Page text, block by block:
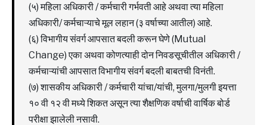
(५) महिला अधिकारी / कर्मचारी गर्भवती आहे अथवा त्या महिला
अधिकारी/ कर्मचाऱ्याचे मूल लहान (३ वर्षाच्या आतील) आहे.
(६) विभागीय संवर्ग आपसात बदली करून घेणे (Mutual
Change) एका अथवा कोणत्याही दोन निवडसूचीतील अधिकारी /
कर्मचाऱ्यांची आपसात विभागीय संवर्ग बदली बाबतची विनंती.
(७) शासकीय अधिकारी / कर्मचारी यांचा/यांची, मुलगा/मुलगी इयत्ता
१० वी १२ वी मध्ये शिकत असून त्या शैक्षणिक वर्षाची वार्षिक बोर्ड
परीक्षा झालेली नसावी.